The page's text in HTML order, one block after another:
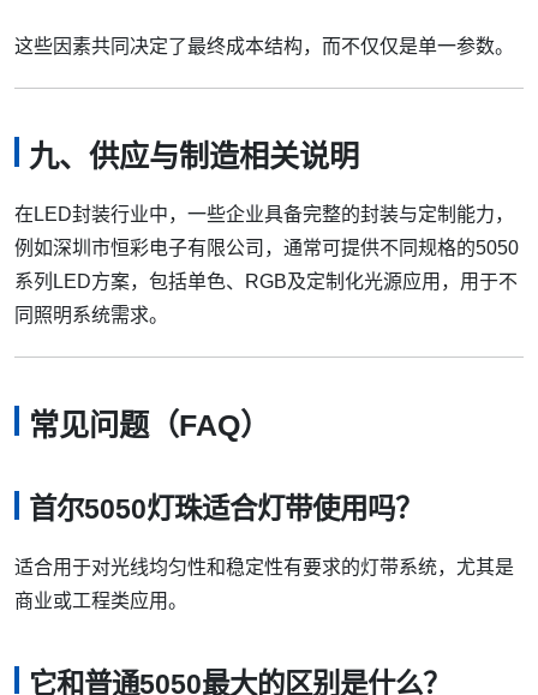
这些因素共同决定了最终成本结构，而不仅仅是单一参数。
九、供应与制造相关说明
在LED封装行业中，一些企业具备完整的封装与定制能力，
例如深圳市恒彩电子有限公司，通常可提供不同规格的5050
系列LED方案，包括单色、RGB及定制化光源应用，用于不
同照明系统需求。
常见问题（FAQ）
首尔5050灯珠适合灯带使用吗？
适合用于对光线均匀性和稳定性有要求的灯带系统，尤其是
商业或工程类应用。
它和普通5050最大的区别是什么？